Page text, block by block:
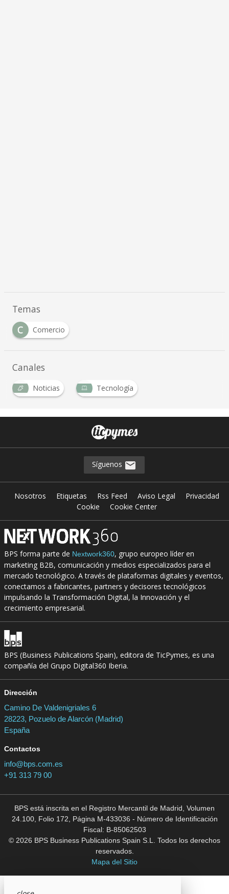
Temas
C
Comercio
Canales
Noticias Tecnología
Síguenos
Nosotros Etiquetas Rss Feed Aviso Legal
Privacidad
Cookie
Cookie Center
BPS forma parte de Nextwork360, grupo europeo líder en
marketing B2B, comunicación y medios especializados para el
mercado tecnológico. A través de plataformas digitales y eventos,
conectamos a fabricantes, partners y decisores tecnológicos
impulsando la Transformación Digital, la Innovación y el
crecimiento empresarial.
BPS (Business Publications Spain), editora de TicPymes, es una
compañía del Grupo Digital360 Iberia.
Dirección
Camino De Valdenigriales 6
28223, Pozuelo de Alarcón (Madrid)
España
Contactos
info@bps.com.es
+91 313 79 00
BPS está inscrita en el Registro Mercantil de Madrid, Volumen
24.100, Folio 172, Página M-433036 - Número de Identificación
Fiscal: B-85062503
© 2026 BPS Business Publications Spain S.L. Todos los derechos
reservados.
Mapa del Sitio